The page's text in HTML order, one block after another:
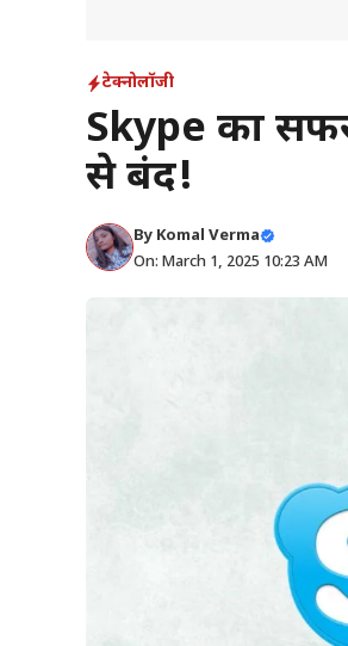
टेक्नोलॉजी
Skype का
से बंद!
By Komal Verma
On: March 1, 2025 10:23 AM